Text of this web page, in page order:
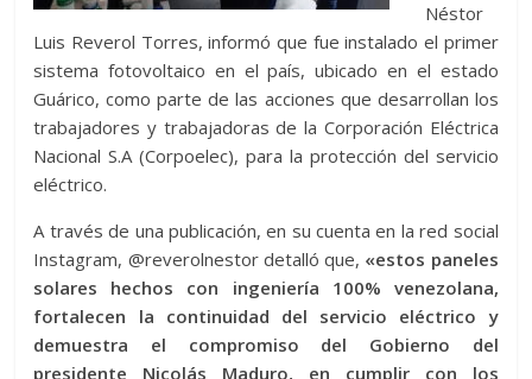
Néstor
Luis Reverol Torres, informó que fue instalado el primer
sistema fotovoltaico en el país, ubicado en el estado
Guárico, como parte de las acciones que desarrollan los
trabajadores y trabajadoras de la Corporación Eléctrica
Nacional S.A (Corpoelec), para la protección del servicio
eléctrico.
A través de una publicación, en su cuenta en la red social
Instagram, @reverolnestor detalló que, «estos paneles
solares hechos con ingeniería 100% venezolana,
fortalecen la continuidad del servicio eléctrico y
demuestra el compromiso del Gobierno del
presidente Nicolás Maduro, en cumplir con los